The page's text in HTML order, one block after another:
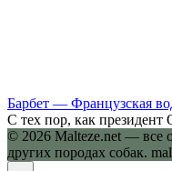
Барбет — Французская
С тех пор, как президент
© 2026 Malteze.net — все
других породах собак.